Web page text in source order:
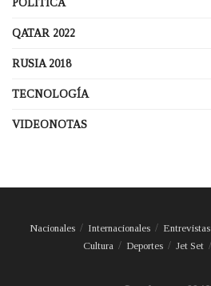
POLÍTICA
QATAR 2022
RUSIA 2018
TECNOLOGÍA
VIDEONOTAS
Nacionales Internacionales Entrevistas
Cultura
Deportes Jet Set